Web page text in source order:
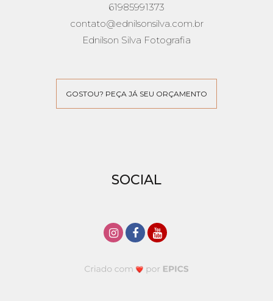
61985991373
contato@ednilsonsilva.com.br
Ednilson Silva Fotografia
GOSTOU? PEÇA JÁ SEU ORÇAMENTO
SOCIAL